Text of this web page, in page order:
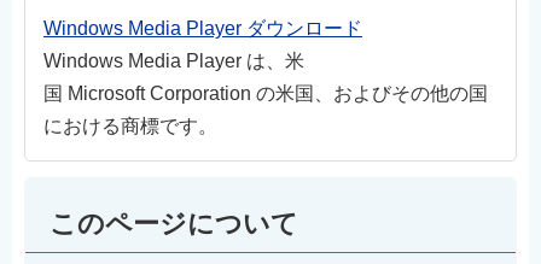
Windows Media Player ダウンロード
Windows Media Player は、米
国 Microsoft Corporation の米国、およびその他の国
における商標です。
このページについて